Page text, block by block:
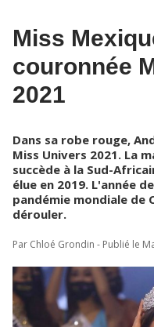
Miss
couronnée
2021
Dans sa robe rouge,
Miss Univers 2021. La
succède à la Sud-
élue en 2019. L'année
pandémie mondiale de
dérouler.
Par Chloé Grondin - Publié le